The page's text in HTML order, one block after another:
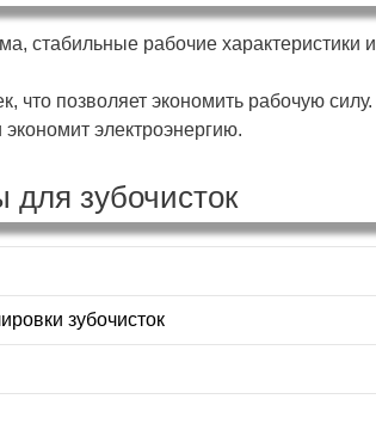
стабильные рабочие характеристики и
что позволяет экономить рабочую силу.
электроэнергию.
зубочисток
зубочисток